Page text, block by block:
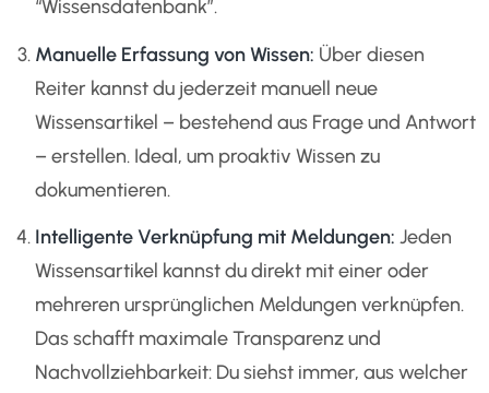
“Wissensdatenbank”.
Manuelle Erfassung von Wissen: Über diesen
Reiter kannst du jederzeit manuell neue
Wissensartikel – bestehend aus Frage und Antwort
– erstellen. Ideal, um proaktiv Wissen zu
dokumentieren.
Intelligente Verknüpfung mit Meldungen: Jeden
Wissensartikel kannst du direkt mit einer oder
mehreren ursprünglichen Meldungen verknüpfen.
Das schafft maximale Transparenz und
Nachvollziehbarkeit: Du siehst immer, aus welcher